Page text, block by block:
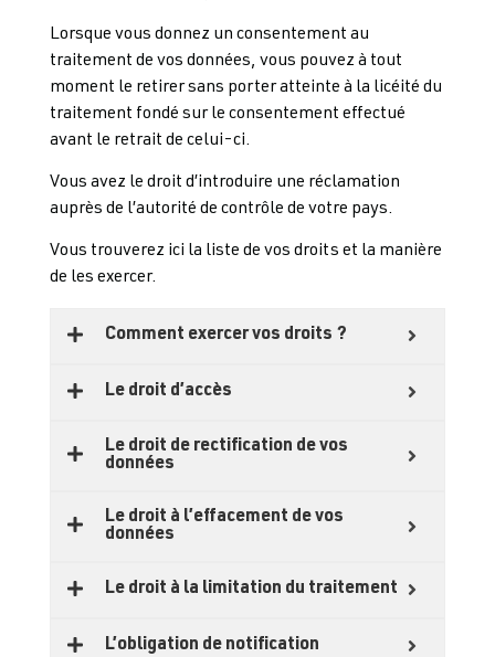
Lorsque vous donnez un consentement au
traitement de vos données, vous pouvez à tout
moment le retirer sans porter atteinte à la licéité du
traitement fondé sur le consentement effectué
avant le retrait de celui-ci.
Vous avez le droit d’introduire une réclamation
auprès de l’autorité de contrôle de votre pays.
Vous trouverez ici la liste de vos droits et la manière
de les exercer.
Comment exercer vos droits ?
Le droit d’accès
Le droit de rectification de vos
données
Le droit à l’effacement de vos
données
Le droit à la limitation du traitement
L’obligation de notification